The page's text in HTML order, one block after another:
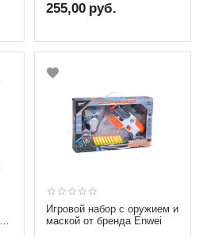
255,00 руб.
Игровой набор с оружием и
маской от бренда Enwei